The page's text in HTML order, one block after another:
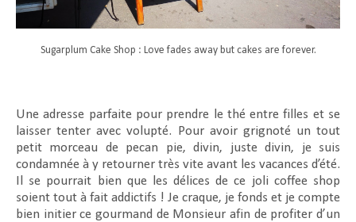
Sugarplum Cake Shop : Love fades away but cakes are forever.
Une adresse parfaite pour prendre le thé entre filles et se
laisser tenter avec volupté. Pour avoir grignoté un tout
petit morceau de pecan pie, divin, juste divin, je suis
condamnée à y retourner très vite avant les vacances d’été.
Il se pourrait bien que les délices de ce joli coffee shop
soient tout à fait addictifs ! Je craque, je fonds et je compte
bien initier ce gourmand de Monsieur afin de profiter d’un